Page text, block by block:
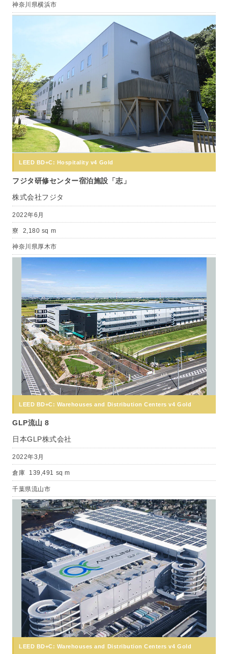
神奈川県横浜市
LEED BD+C: Hospitality v4 Gold
フジタ研修センター宿泊施設「志」
株式会社フジタ
2022年6月
寮 2,180 sq m
神奈川県厚木市
LEED BD+C: Warehouses and Distribution Centers v4 Gold
GLP流山 8
日本GLP株式会社
2022年3月
倉庫 139,491 sq m
千葉県流山市
LEED BD+C: Warehouses and Distribution Centers v4 Gold